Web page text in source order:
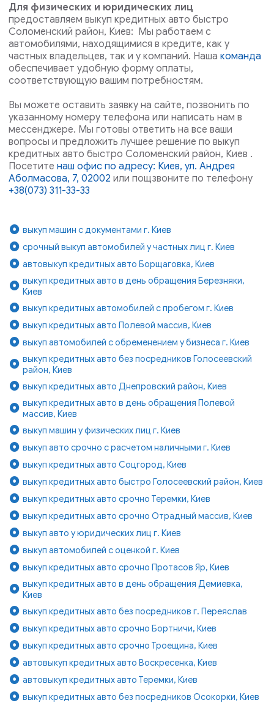
Для физических и юридических лиц
предоставляем выкуп кредитных авто быстро
Соломенский район, Киев: Мы работаем с
автомобилями, находящимися в кредите, как у
частных владельцев, так и у компаний. Нашакоманда
обеспечивает удобную форму оплаты,
соответствующую вашим потребностям.
Вы можете оставить заявку на сайте, позвонить по
указанному номеру телефона или написать нам в
мессенджере. Мы готовы ответить на все ваши
вопросы и предложить лучшее решение по выкуп
кредитных авто быстро Соломенский район, Киев .
Посетитенаш офис по адресу: Киев, ул. Андрея
Аболмасова, 7, 02002 или пощзвоните по телефону
+38(073) 311-33-33
выкуп машин с документами г. Киев
срочный выкуп автомобилей у частных лиц г. Киев
автовыкуп кредитных авто Борщаговка, Киев
выкуп кредитных авто в день обращения Березняки,
Киев
выкуп кредитных автомобилей с пробегом г. Киев
выкуп кредитных авто Полевой массив, Киев
выкуп автомобилей с обременением у бизнеса г. Киев
выкуп кредитных авто без посредников Голосеевский
район, Киев
выкуп кредитных авто Днепровский район, Киев
выкуп кредитных авто в день обращения Полевой
массив, Киев
выкуп машин у физических лиц г. Киев
выкуп авто срочно с расчетом наличными г. Киев
выкуп кредитных авто Соцгород, Киев
выкуп кредитных авто быстро Голосеевский район, Киев
выкуп кредитных авто срочно Теремки, Киев
выкуп кредитных авто срочно Отрадный массив, Киев
выкуп авто у юридических лиц г. Киев
выкуп автомобилей с оценкой г. Киев
выкуп кредитных авто срочно Протасов Яр, Киев
выкуп кредитных авто в день обращения Демиевка,
Киев
выкуп кредитных авто без посредников г. Переяслав
выкуп кредитных авто срочно Бортничи, Киев
выкуп кредитных авто срочно Троещина, Киев
автовыкуп кредитных авто Воскресенка, Киев
автовыкуп кредитных авто Теремки, Киев
выкуп кредитных авто без посредников Осокорки, Киев